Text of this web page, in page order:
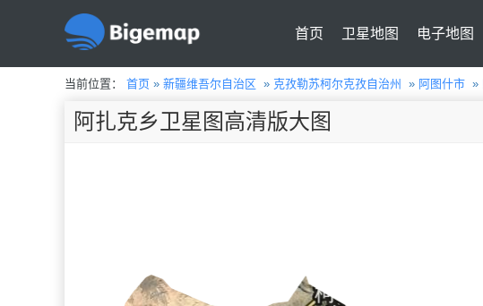
首页 卫星地图 电子地图
当前位置： 首页 » 新疆维吾尔自治区 » 克孜勒苏柯尔克孜自治州 » 阿图什市 »
阿扎克乡卫星图高清版大图